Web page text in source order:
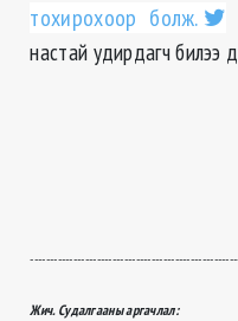
тохирохоор болж.
настай удирдагч билээ
Жич. Судалгааны аргачлал: